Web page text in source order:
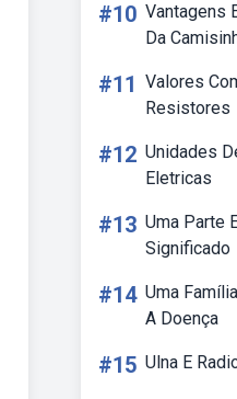
#10 Vantagens
Da
#11 Valores
Resistores
#12 Unidades
Eletricas
#13 Uma Parte
Significado
#14 Uma
A Doença
#15 Ulna E